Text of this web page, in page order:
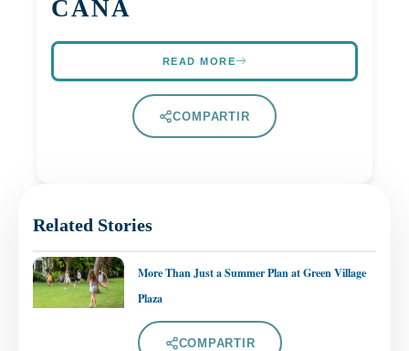
CANA
READ MORE
COMPARTIR
Related Stories
More Than Just a Summer Plan at Green Village
Plaza
COMPARTIR